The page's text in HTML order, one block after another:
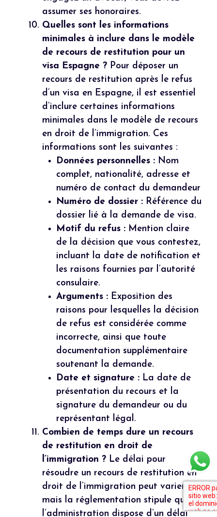
assumer ses honoraires.
Quelles sont les informations
minimales à inclure dans le modèle
de recours de restitution pour un
visa Espagne ? Pour déposer un
recours de restitution après le refus
d’un visa en Espagne, il est essentiel
d’inclure certaines informations
minimales dans le modèle de recours
en droit de l’immigration. Ces
informations sont les suivantes :
Données personnelles :Nom
complet, nationalité, adresse et
numéro de contact du demandeur
Numéro de dossier :Référence du
dossier lié à la demande de visa.
Motif du refus :Mention claire
de la décision que vous contestez,
incluant la date de notification et
les raisons fournies par l’autorité
consulaire.
Arguments :Exposition des
raisons pour lesquelles la décision
de refus est considérée comme
incorrecte, ainsi que toute
documentation supplémentaire
soutenant la demande.
Date et signature :La date de
présentation du recours et la
signature du demandeur ou du
représentant légal.
Combien de temps dure un recours
de restitution en droit de
l’immigration ? Le délai pour
résoudre un recours de restitution en
droit de l’immigration peut varier,
mais la réglementation stipule que
l’administration dispose d’un délai